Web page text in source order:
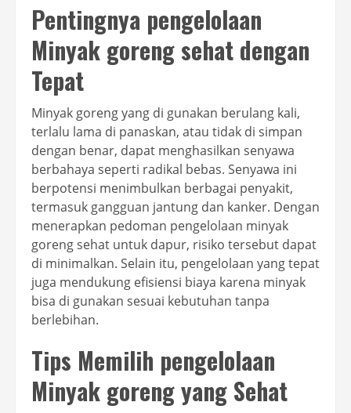
Pentingnya pengelolaan
Minyak goreng sehat dengan
Tepat
Minyak goreng yang di gunakan berulang kali,
terlalu lama di panaskan, atau tidak di simpan
dengan benar, dapat menghasilkan senyawa
berbahaya seperti radikal bebas. Senyawa ini
berpotensi menimbulkan berbagai penyakit,
termasuk gangguan jantung dan kanker. Dengan
menerapkan pedoman pengelolaan minyak
goreng sehat untuk dapur, risiko tersebut dapat
di minimalkan. Selain itu, pengelolaan yang tepat
juga mendukung efisiensi biaya karena minyak
bisa di gunakan sesuai kebutuhan tanpa
berlebihan.
Tips Memilih pengelolaan
Minyak goreng yang Sehat